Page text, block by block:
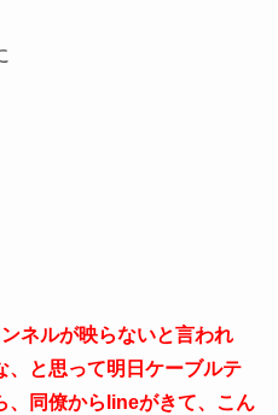
ネルが映らないと言われ
、と思って明日ケーブルテ
、同僚からlineがきて、こん